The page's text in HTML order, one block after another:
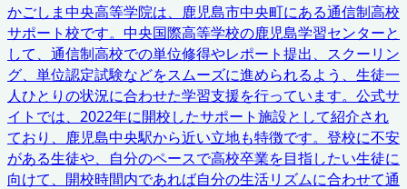
かごしま中央高等学院は、鹿児島市中央町にある通信制高校
サポート校です。中央国際高等学校の鹿児島学習センターと
して、通信制高校での単位修得やレポート提出、スクーリン
グ、単位認定試験などをスムーズに進められるよう、生徒一
人ひとりの状況に合わせた学習支援を行っています。公式サ
イトでは、2022年に開校したサポート施設として紹介され
ており、鹿児島中央駅から近い立地も特徴です。登校に不安
がある生徒や、自分のペースで高校卒業を目指したい生徒に
向けて、開校時間内であれば自分の生活リズムに合わせて通